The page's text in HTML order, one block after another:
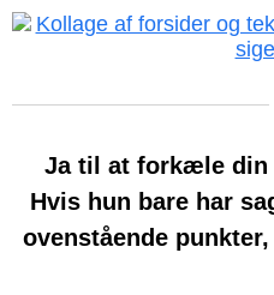
Ja til at forkæle
Hvis hun bare har
ovenstående